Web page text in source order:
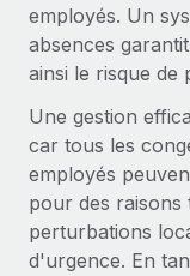
SERVICES
Demandez
l’international
Contrôles
Simplifiez vos
candidats
Devenir
Explorez
Conseil en
l’IA
ÉTUDES DE CAS
Salle de presse
Données sur
Centre de
Obtenir de l’aide
Voir toutes les
employés. Un
absences
ainsi le risque
Une gestion
car tous les
employés
pour des raisons
perturbations
d'urgence. En